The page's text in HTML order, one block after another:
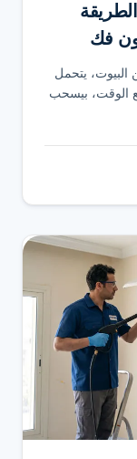
فك
يتحمل
الوقت، بيسحب